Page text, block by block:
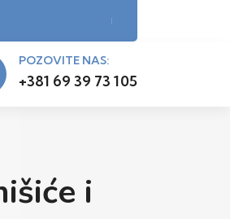
POZOVITE NAS:
+381 69 39 73 105
i